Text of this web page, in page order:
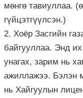
мөнгө тавиуллаа.
гүйцэтгүүлсэн.)
2. Хоёр Засгийн
байгууллаа. Энд
унагах, зарим нь
ажиллажээ. Бэлэн
нь Хайгуулын